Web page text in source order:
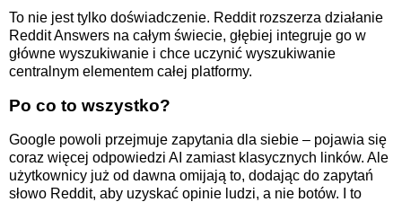
To nie jest tylko doświadczenie. Reddit rozszerza działanie
Reddit Answers na całym świecie, głębiej integruje go w
główne wyszukiwanie i chce uczynić wyszukiwanie
centralnym elementem całej platformy.
Po co to wszystko?
Google powoli przejmuje zapytania dla siebie – pojawia się
coraz więcej odpowiedzi AI zamiast klasycznych linków. Ale
użytkownicy już od dawna omijają to, dodając do zapytań
słowo Reddit, aby uzyskać opinie ludzi, a nie botów. I to